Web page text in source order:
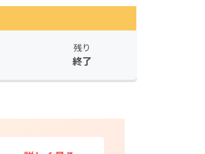
残り
終了